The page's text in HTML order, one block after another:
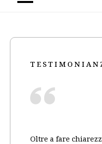
Oltre a fare